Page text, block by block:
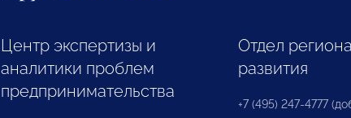
Центр экспертизы и
аналитики проблем
предпринимательства
Отдел
развития
+7 (495) 247-4777